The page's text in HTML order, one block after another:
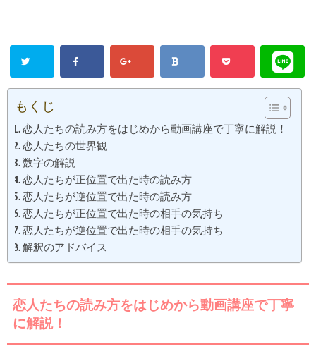
もくじ
恋人たちの読み方をはじめから動画講座で丁寧に解説！
恋人たちの世界観
数字の解説
恋人たちが正位置で出た時の読み方
恋人たちが逆位置で出た時の読み方
恋人たちが正位置で出た時の相手の気持ち
恋人たちが逆位置で出た時の相手の気持ち
解釈のアドバイス
恋人たちの読み方をはじめから動画講座で丁寧
に解説！